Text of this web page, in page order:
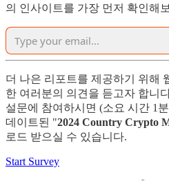
의 인사이트를 가장 먼저 확인해
더 나은 리포트를 제공하기 위해
한 여러분의 의견을 듣고자 합니
설문에 참여하시면 (소요 시간 1
데이트된 "2024 Country Crypto
로드 받으실 수 있습니다.
Start Survey